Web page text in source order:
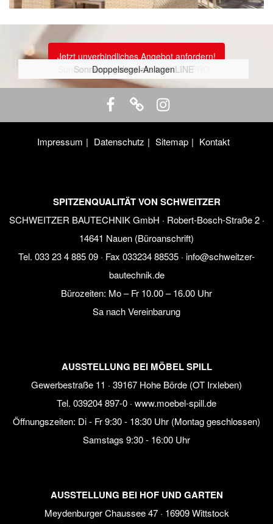
Sonnensegel elips4sun
Sonnensegel square4sun CROSS PRO
Sonnensegel square4sun LINE
Doppelsegel-Anlagen
Jetzt unverbindliches Angebot anfordern!
Impressum Datenschutz Sitemap Kontakt
SPITZENQUALITÄT VON SCHWEITZER
SCHWEITZER BAUTECHNIK GmbH · Robert-Bosch-Straße 2 ·
14641 Nauen (Büroanschrift)
Tel. 033 23 4 885 09 · Fax 033234 88535 · info@schweitzer-
bautechnik.de
Bürozeiten: Mo – Fr 10.00 – 16.00 Uhr
Sa nach Vereinbarung
AUSSTELLUNG BEI MÖBEL SPILL
Gewerbestraße 11 · 39167 Hohe Börde (OT Irxleben)
Tel. 039204 897-0 · www.moebel-spill.de
Öffnungszeiten: Di - Fr 9:30 - 18:30 Uhr (Montag geschlossen)
Samstags 9:30 - 16:00 Uhr
AUSSTELLUNG BEI HOF UND GARTEN
Meydenburger Chaussee 47 · 16909 Wittstock